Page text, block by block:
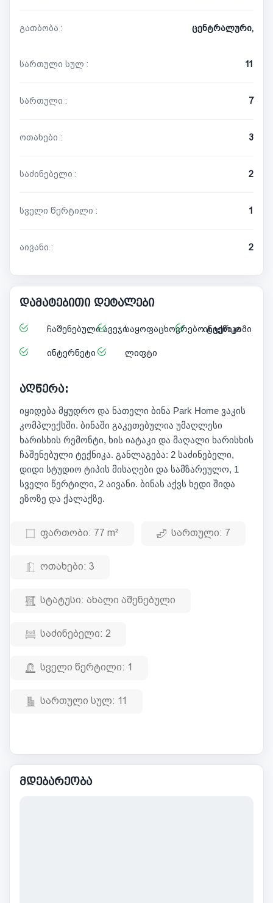
გათბობა : ცენტრალური,
სართული სულ : 11
სართული : 7
ოთახები : 3
საძინებელი : 2
სველი წერტილი : 1
აივანი : 2
დამატებითი დეტალები
ჩაშენებული ავეჯისაყოფაცხოვრებო ტექნიკა
ინტერკომი
ინტერნეტი ლიფტი
აღწერა:
იყიდება მყუდრო და ნათელი ბინა Park Home ვაკის
კომპლექსში. ბინაში გაკეთებულია უმაღლესი
ხარისხის რემონტი, ხის იატაკი და მაღალი ხარისხის
ჩაშენებული ტექნიკა. განლაგება: 2 საძინებელი,
დიდი სტუდიო ტიპის მისაღები და სამზარეულო, 1
სველი წერტილი, 2 აივანი. ბინას აქვს ხედი შიდა
ეზოზე და ქალაქზე.
ფართობი: 77 m² სართული: 7
ოთახები: 3
სტატუსი: ახალი აშენებული
საძინებელი: 2
სველი წერტილი: 1
სართული სულ: 11
მდებარეობა